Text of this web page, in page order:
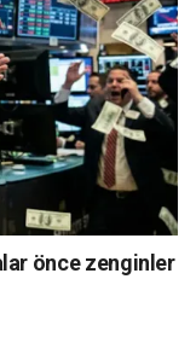
önce zenginler